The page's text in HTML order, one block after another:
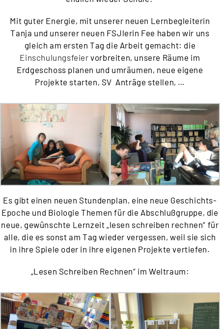
Mit guter Energie, mit unserer neuen Lernbegleiterin
Tanja und unserer neuen FSJlerin Fee haben wir uns
gleich am ersten Tag die Arbeit gemacht: die
Einschulungsfeier vorbreiten, unsere Räume im
Erdgeschoss planen und umräumen, neue eigene
Projekte starten, SV Anträge stellen, …
Es gibt einen neuen Stundenplan, eine neue Geschichts-
Epoche und Biologie Themen für die Abschlußgruppe, die
neue, gewünschte Lernzeit „lesen schreiben rechnen“ für
alle, die es sonst am Tag wieder vergessen, weil sie sich
in ihre Spiele oder in ihre eigenen Projekte vertiefen.
„Lesen Schreiben Rechnen“ im Weltraum: